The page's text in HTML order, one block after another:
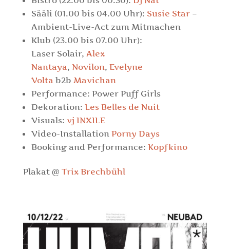
Sääli (01.00 bis 04.00 Uhr): Susie Star –
Ambient-Live-Act zum Mitmachen
Klub (23.00 bis 07.00 Uhr):
Laser Solair, Alex
Nantaya, Novilon, Evelyne
Volta b2b Mavichan
Performance: Power Puff Girls
Dekoration: Les Belles de Nuit
Visuals: vj INXILE
Video-Installation Porny Days
Booking and Performance: Kopfkino
Plakat @ Trix Brechbühl